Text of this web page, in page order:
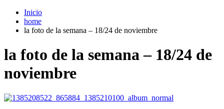
Inicio
home
la foto de la semana – 18/24 de noviembre
la foto de la semana – 18/24 de
noviembre